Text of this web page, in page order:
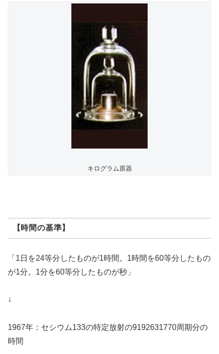
キログラム原器
【時間の基準】
「1日を24等分したものが1時間。1時間を60等分したもの
が1分。1分を60等分したものが秒」
↓
1967年：セシウム133の特定放射の9192631770周期分の
時間